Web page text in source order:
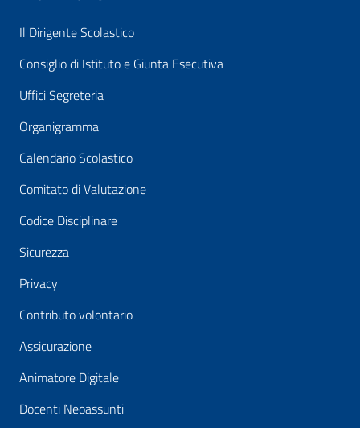
Il Dirigente Scolastico
Consiglio di Istituto e Giunta Esecutiva
Uffici Segreteria
Organigramma
Calendario Scolastico
Comitato di Valutazione
Codice Disciplinare
Sicurezza
Privacy
Contributo volontario
Assicurazione
Animatore Digitale
Docenti Neoassunti